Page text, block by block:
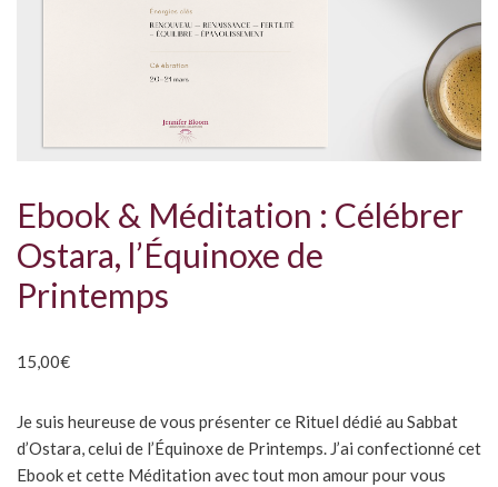
Ebook & Méditation : Célébrer
Ostara, l’Équinoxe de
Printemps
15,00€
Je suis heureuse de vous présenter ce Rituel dédié au Sabbat
d’Ostara, celui de l’Équinoxe de Printemps. J’ai confectionné cet
Ebook et cette Méditation avec tout mon amour pour vous